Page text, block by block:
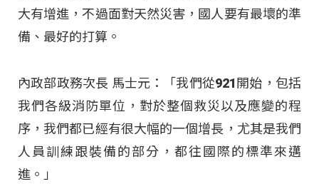
大有增進，不過面對天然災害，國人要有最壞的準
備、最好的打算。
內政部政務次長 馬士元：「我們從921開始，包括
我們各級消防單位，對於整個救災以及應變的程
序，我們都已經有很大幅的一個增長，尤其是我們
人員訓練跟裝備的部分，都往國際的標準來邁
進。」